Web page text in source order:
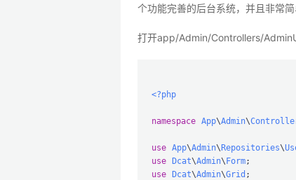
个功能完善的后台系统，并且非常简
打开app/Admin/Controllers/
<?php
namespace App\Admin\
use App\Admin\ Repositories\
use
Dcat\Admin\ Form
use
Dcat\Admin\Grid